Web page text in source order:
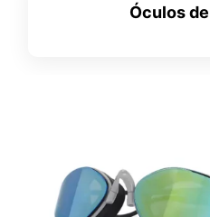
Óculos